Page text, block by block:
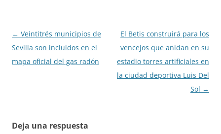
Navegación
de
entradas
← Veintitrés municipios de
Sevilla son incluidos en el
mapa oficial del gas radón
El Betis construirá para los
vencejos que anidan en su
estadio torres artificiales en
la ciudad deportiva Luis Del
Sol →
Deja una respuesta